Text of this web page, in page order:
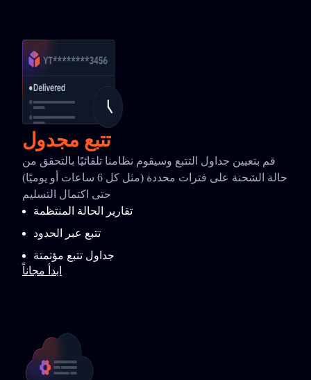
تتبع مجدول
قم بتعيين جداول التتبع وسيقوم نظامنا تلقائيًا بالتحقق من
حالة الشحنة على فترات محددة (مثل كل 6 ساعات أو يوميًا)
حتى اكتمال التسليم
تقارير الحالة المنتظمة
تتبع عبر الحدود
جداول تتبع مؤتمتة
ابدأ مجاناً